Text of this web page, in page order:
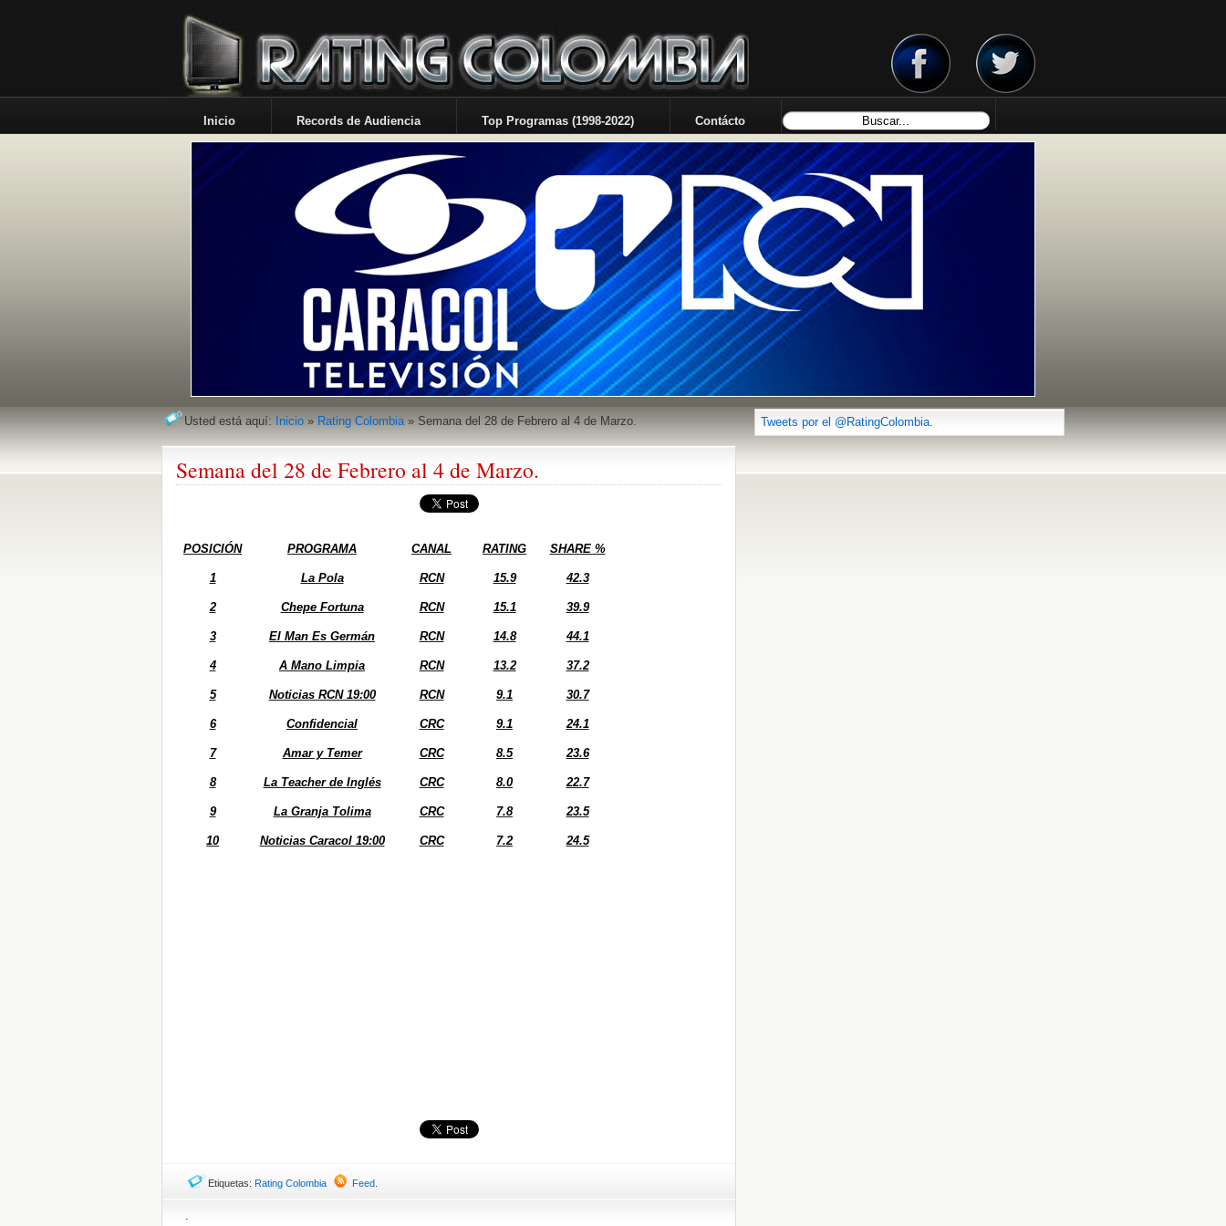
Inicio Records de Audiencia Top Programas (1998-2022) Contácto
Usted está aquí: Inicio » Rating Colombia» Semana del 28 de Febrero al 4 de Marzo.
Semana del 28 de Febrero al 4 de Marzo.
POSICIÓN PROGRAMA CANAL RATING SHARE %
1 La Pola RCN 15.9 42.3
2 Chepe Fortuna RCN 15.1 39.9
3 El Man Es Germán RCN 14.8 44.1
4 A Mano Limpia RCN 13.2 37.2
5 Noticias RCN 19:00 RCN 9.1 30.7
6 Confidencial CRC 9.1 24.1
7 Amar y Temer CRC 8.5 23.6
8 La Teacher de Inglés CRC 8.0 22.7
9 La Granja Tolima CRC 7.8 23.5
10 Noticias Caracol 19:00 CRC 7.2 24.5
Etiquetas: Rating Colombia Feed
.
Tweets por el @RatingColombia.